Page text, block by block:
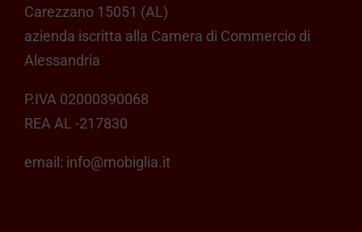
Carezzano 15051 (AL)
azienda iscritta alla Camera di Commercio di
Alessandria
P.IVA 02000390068
REA AL -217830
email: info@mobiglia.it